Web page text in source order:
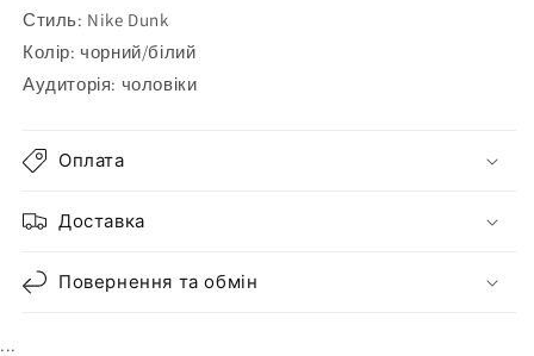
100
100
Стиль: Nike Dunk
Колір: чорний/білий
Аудиторія: чоловіки
Оплата
Доставка
Повернення та обмін
...